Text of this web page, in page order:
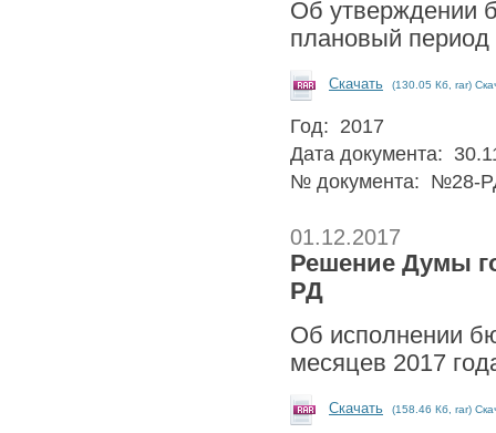
Об утверждении
плановый период
Скачать (130.05 Кб, rar)
Год: 2017
Дата документа:
№ документа: №28-
01.12.2017
Решение Думы
РД
Об исполнении
месяцев 2017
Скачать (158.46 Кб, rar)